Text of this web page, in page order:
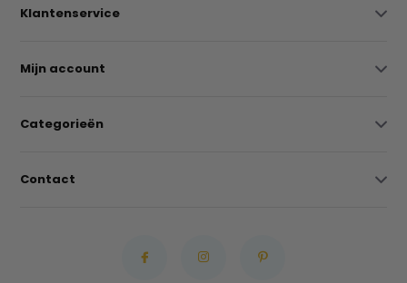
Klantenservice
Mijn account
Categorieën
Contact